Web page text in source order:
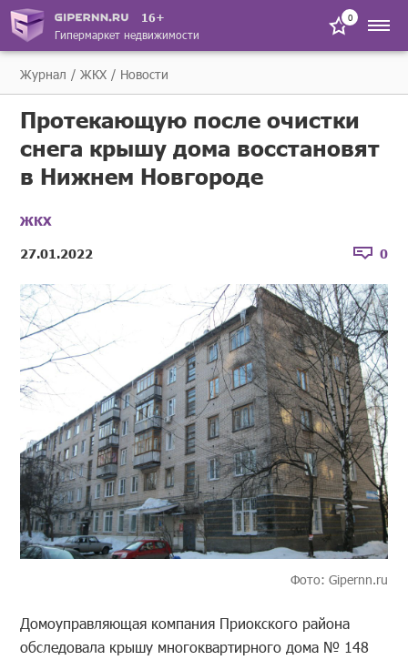
16+
Гипермаркет недвижимости
0
Журнал ЖКХ Новости
Протекающую после очистки
снега крышу дома восстановят
в Нижнем Новгороде
ЖКХ
27.01.2022
0
Фото: Gipernn.ru
Домоуправляющая компания Приокского района
обследовала крышу многоквартирного дома № 148